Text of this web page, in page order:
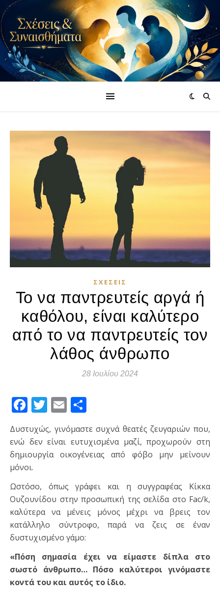
ΣΧΈΣΕΙΣ
Το να παντρευτείς αργά ή
καθόλου, είναι καλύτερο
από το να παντρευτείς τον
λάθος άνθρωπο
28 Ιουλίου 2024
Facebook
Twitter
Email
Δυστυχώς, γινόμαστε συχνά θεατές ζευγαριών που,
ενώ δεν είναι ευτυχισμένα μαζί, προχωρούν στη
δημιουργία οικογένειας από φόβο μην μείνουν
μόνοι.
Ωστόσο, όπως γράφει και η συγγραφέας Κίκκα
Ουζουνίδου στην προσωπική της σελίδα στο Fac/k,
καλύτερα να μένεις μόνος μέχρι να βρεις τον
κατάλληλο σύντροφο, παρά να ζεις σε έναν
δυστυχισμένο γάμο:
«Πόση σημασία έχει να είμαστε δίπλα στο
σωστό άνθρωπο… Πόσο καλύτεροι γινόμαστε
κοντά του και αυτός το ίδιο.